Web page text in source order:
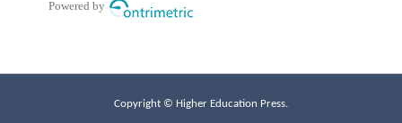
Copyright © Higher Education Press.